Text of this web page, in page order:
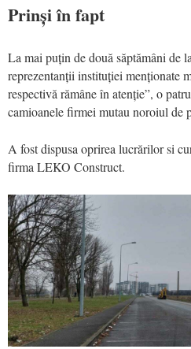
Prinși în fapt
La mai puțin de două săptămâni de
reprezentanții instituției menționate
respectivă rămâne în atenție”, o
camioanele firmei mutau noroiul de
A fost dispusa oprirea lucrărilor si
firma LEKO Construct.